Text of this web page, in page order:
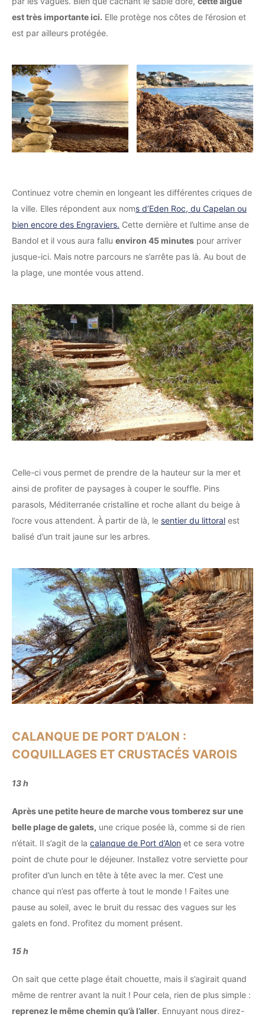
est très importante ici. Elle protège nos côtes de l’érosion et
est par ailleurs protégée.
Continuez votre chemin en longeant les différentes criques de
la ville. Elles répondent aux noms d’Eden Roc, du Capelan ou
bien encore des Engraviers. Cette dernière et l’ultime anse de
Bandol et il vous aura fallu environ 45 minutes pour arriver
jusque-ici. Mais notre parcours ne s’arrête pas là. Au bout de
la plage, une montée vous attend.
Celle-ci vous permet de prendre de la hauteur sur la mer et
ainsi de profiter de paysages à couper le souffle. Pins
parasols, Méditerranée cristalline et roche allant du beige à
l’ocre vous attendent. À partir de là, le sentier du littoral est
balisé d’un trait jaune sur les arbres.
CALANQUE DE PORT D’ALON :
COQUILLAGES ET CRUSTACÉS VAROIS
13 h
Après une petite heure de marche vous tomberez sur une
belle plage de galets, une crique posée là, comme si de rien
n’était. Il s’agit de la calanque de Port d’Alon et ce sera votre
point de chute pour le déjeuner. Installez votre serviette pour
profiter d’un lunch en tête à tête avec la mer. C’est une
chance qui n’est pas offerte à tout le monde ! Faites une
pause au soleil, avec le bruit du ressac des vagues sur les
galets en fond. Profitez du moment présent.
15 h
On sait que cette plage était chouette, mais il s’agirait quand
même de rentrer avant la nuit ! Pour cela, rien de plus simple :
reprenez le même chemin qu’à l’aller. Ennuyant nous direz-